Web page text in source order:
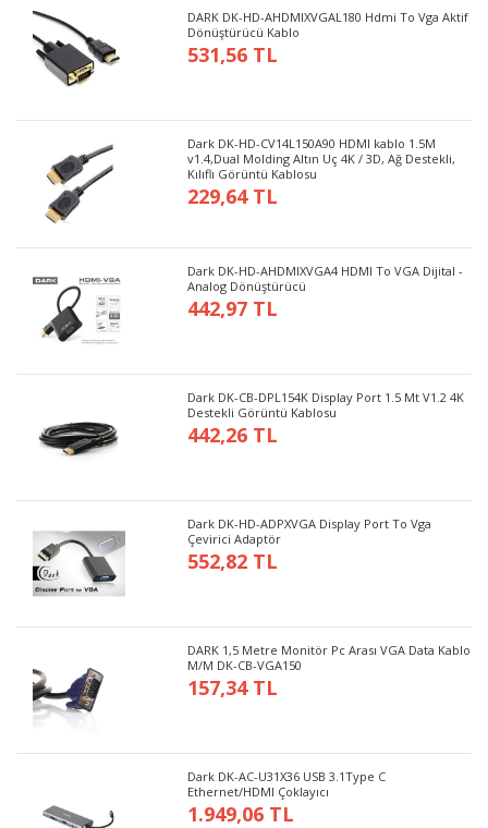
DARK DK-HD-AHDMIXVGAL180 Hdmi To Vga Aktif
Dönüştürücü Kablo
531,56 TL
Dark DK-HD-CV14L150A90 HDMI kablo 1.5M
v1.4,Dual Molding Altın Uç 4K / 3D, Ağ Destekli,
Kılıflı Görüntü Kablosu
229,64 TL
Dark DK-HD-AHDMIXVGA4 HDMI To VGA Dijital -
Analog Dönüştürücü
442,97 TL
Dark DK-CB-DPL154K Display Port 1.5 Mt V1.2 4K
Destekli Görüntü Kablosu
442,26 TL
Dark DK-HD-ADPXVGA Display Port To Vga
Çevirici Adaptör
552,82 TL
DARK 1,5 Metre Monitör Pc Arası VGA Data Kablo
M/M DK-CB-VGA150
157,34 TL
Dark DK-AC-U31X36 USB 3.1Type C
Ethernet/HDMI Çoklayıcı
1.949,06 TL